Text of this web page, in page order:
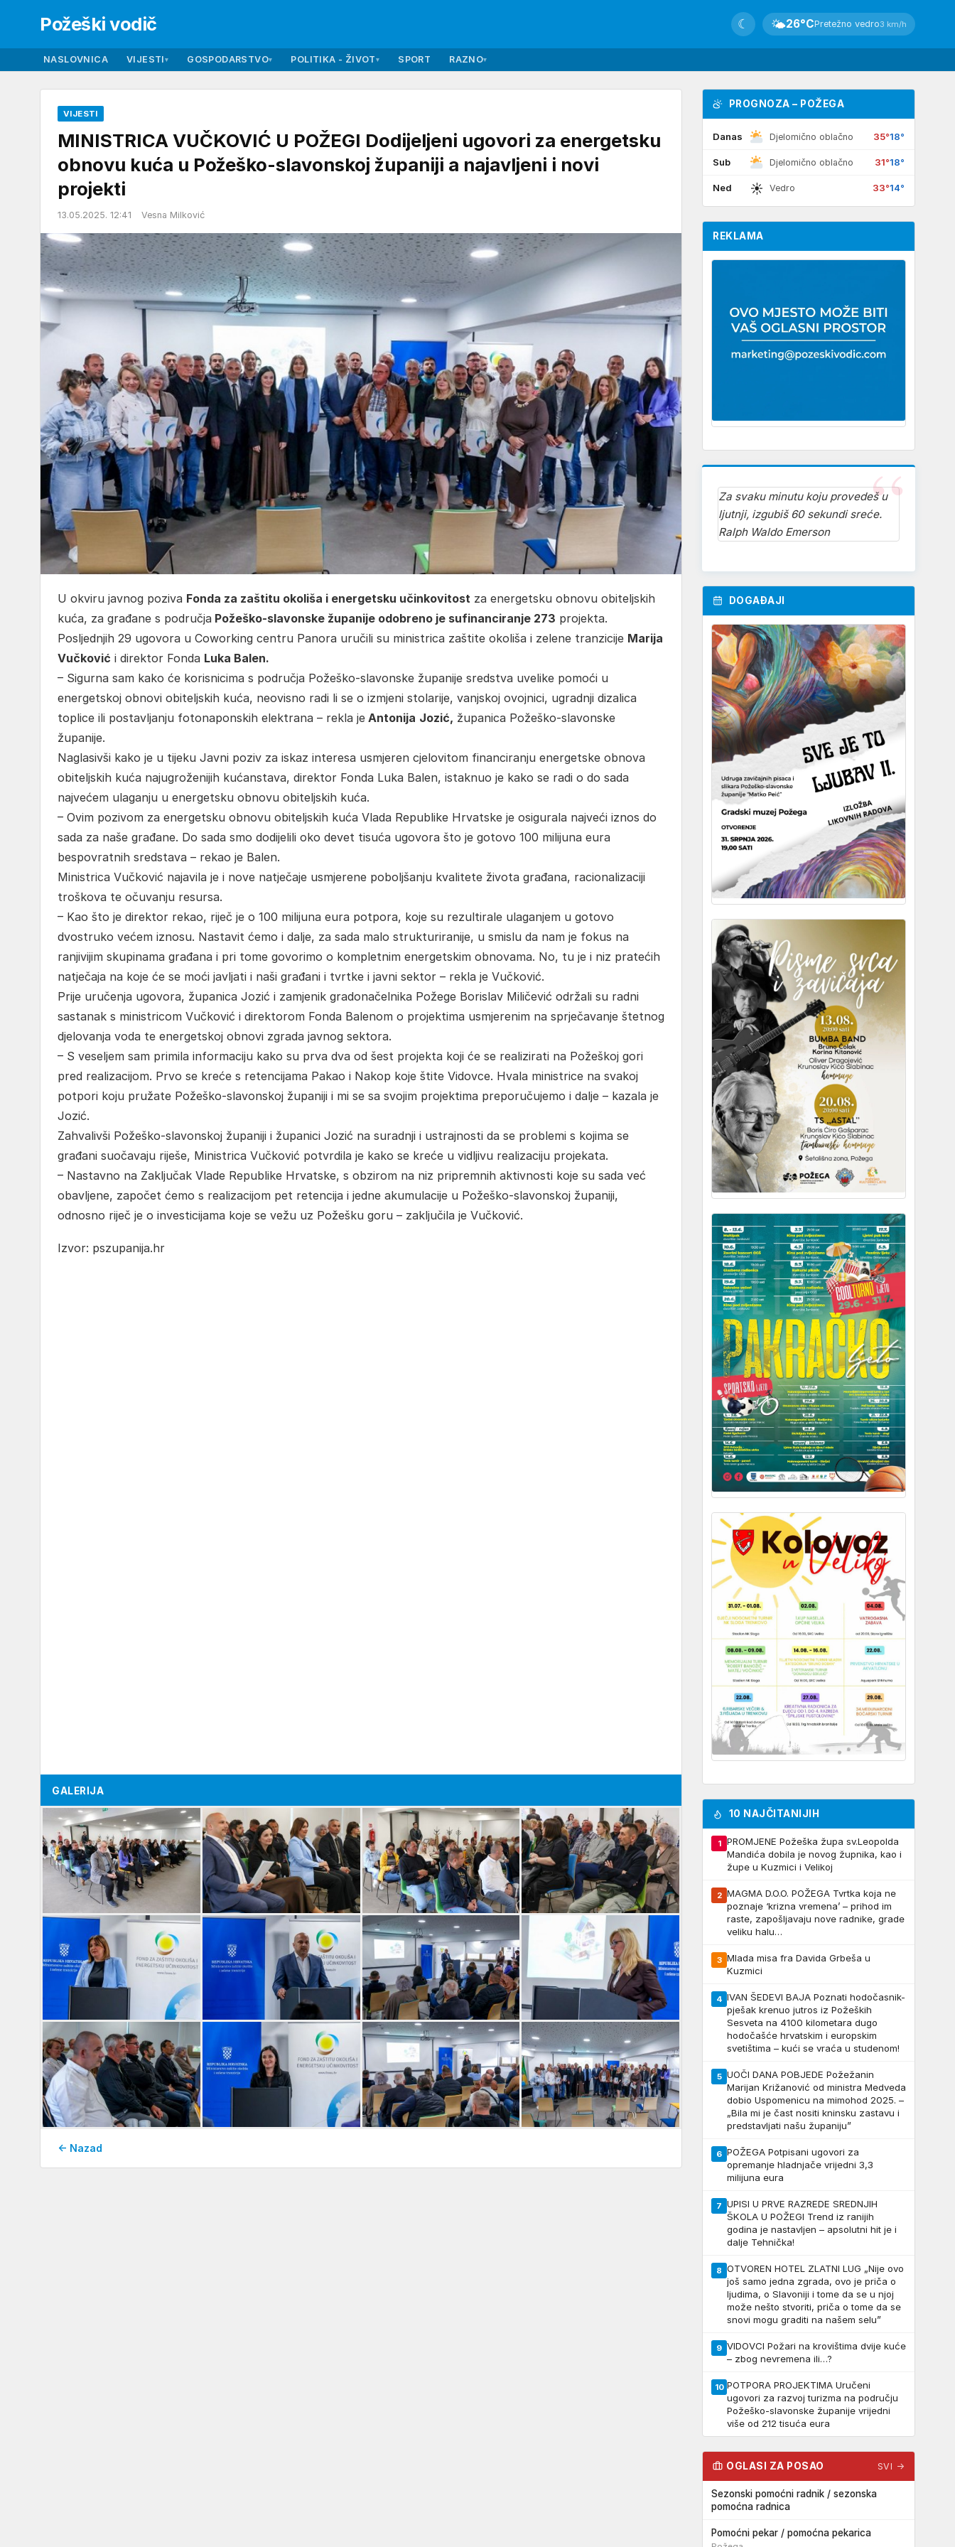
Požeški vodič 🌤26°CPretežno vedro3 km/h
☾
NASLOVNICA VIJESTI▾ GOSPODARSTVO▾ POLITIKA - ŽIVOT▾ SPORT RAZNO▾
VIJESTI
MINISTRICA VUČKOVIĆ U POŽEGI Dodijeljeni ugovori za energetsku
obnovu kuća u Požeško-slavonskoj županiji a najavljeni i novi
projekti
13.05.2025. 12:41 Vesna Milković
U okviru javnog poziva Fonda za zaštitu okoliša i energetsku učinkovitost za energetsku obnovu obiteljskih
kuća, za građane s područja Požeško-slavonske županije odobreno je sufinanciranje 273 projekta.
Posljednjih 29 ugovora u Coworking centru Panora uručili su ministrica zaštite okoliša i zelene tranzicije Marija
Vučković i direktor Fonda Luka Balen.
– Sigurna sam kako će korisnicima s područja Požeško-slavonske županije sredstva uvelike pomoći u
energetskoj obnovi obiteljskih kuća, neovisno radi li se o izmjeni stolarije, vanjskoj ovojnici, ugradnji dizalica
toplice ili postavljanju fotonaponskih elektrana – rekla je Antonija Jozić, županica Požeško-slavonske
županije.
Naglasivši kako je u tijeku Javni poziv za iskaz interesa usmjeren cjelovitom financiranju energetske obnova
obiteljskih kuća najugroženijih kućanstava, direktor Fonda Luka Balen, istaknuo je kako se radi o do sada
najvećem ulaganju u energetsku obnovu obiteljskih kuća.
– Ovim pozivom za energetsku obnovu obiteljskih kuća Vlada Republike Hrvatske je osigurala najveći iznos do
sada za naše građane. Do sada smo dodijelili oko devet tisuća ugovora što je gotovo 100 milijuna eura
bespovratnih sredstava – rekao je Balen.
Ministrica Vučković najavila je i nove natječaje usmjerene poboljšanju kvalitete života građana, racionalizaciji
troškova te očuvanju resursa.
– Kao što je direktor rekao, riječ je o 100 milijuna eura potpora, koje su rezultirale ulaganjem u gotovo
dvostruko većem iznosu. Nastavit ćemo i dalje, za sada malo strukturiranije, u smislu da nam je fokus na
ranjivijim skupinama građana i pri tome govorimo o kompletnim energetskim obnovama. No, tu je i niz pratećih
natječaja na koje će se moći javljati i naši građani i tvrtke i javni sektor – rekla je Vučković.
Prije uručenja ugovora, županica Jozić i zamjenik gradonačelnika Požege Borislav Miličević održali su radni
sastanak s ministricom Vučković i direktorom Fonda Balenom o projektima usmjerenim na sprječavanje štetnog
djelovanja voda te energetskoj obnovi zgrada javnog sektora.
– S veseljem sam primila informaciju kako su prva dva od šest projekta koji će se realizirati na Požeškoj gori
pred realizacijom. Prvo se kreće s retencijama Pakao i Nakop koje štite Vidovce. Hvala ministrice na svakoj
potpori koju pružate Požeško-slavonskoj županiji i mi se sa svojim projektima preporučujemo i dalje – kazala je
Jozić.
Zahvalivši Požeško-slavonskoj županiji i županici Jozić na suradnji i ustrajnosti da se problemi s kojima se
građani suočavaju riješe, Ministrica Vučković potvrdila je kako se kreće u vidljivu realizaciju projekata.
– Nastavno na Zaključak Vlade Republike Hrvatske, s obzirom na niz pripremnih aktivnosti koje su sada već
obavljene, započet ćemo s realizacijom pet retencija i jedne akumulacije u Požeško-slavonskoj županiji,
odnosno riječ je o investicijama koje se vežu uz Požešku goru – zaključila je Vučković.
Izvor: pszupanija.hr
GALERIJA
← Nazad
PROGNOZA – POŽEGA
Danas Djelomično oblačno 35°18°
Sub Djelomično oblačno 31°18°
Ned ☀ Vedro 33°14°
REKLAMA
Za svaku minutu koju provedeš u
ljutnji, izgubiš 60 sekundi sreće.
Ralph Waldo Emerson
DOGAĐAJI
10 NAJČITANIJIH
1
PROMJENE Požeška župa sv.Leopolda
Mandića dobila je novog župnika, kao i
župe u Kuzmici i Velikoj
2 MAGMA D.O.O. POŽEGA Tvrtka koja ne
poznaje ‘krizna vremena’ – prihod im
raste, zapošljavaju nove radnike, grade
veliku halu…
3 Mlada misa fra Davida Grbeša u
Kuzmici
4 IVAN ŠEDEVI BAJA Poznati hodočasnik-
pješak krenuo jutros iz Požeških
Sesveta na 4100 kilometara dugo
hodočašće hrvatskim i europskim
svetištima – kući se vraća u studenom!
5 UOČI DANA POBJEDE Požežanin
Marijan Križanović od ministra Medveda
dobio Uspomenicu na mimohod 2025. –
„Bila mi je čast nositi kninsku zastavu i
predstavljati našu županiju”
6 POŽEGA Potpisani ugovori za
opremanje hladnjače vrijedni 3,3
milijuna eura
7 UPISI U PRVE RAZREDE SREDNJIH
ŠKOLA U POŽEGI Trend iz ranijih
godina je nastavljen – apsolutni hit je i
dalje Tehnička!
8 OTVOREN HOTEL ZLATNI LUG „Nije ovo
još samo jedna zgrada, ovo je priča o
ljudima, o Slavoniji i tome da se u njoj
može nešto stvoriti, priča o tome da se
snovi mogu graditi na našem selu”
9 VIDOVCI Požari na krovištima dvije kuće
– zbog nevremena ili…?
10 POTPORA PROJEKTIMA Uručeni
ugovori za razvoj turizma na području
Požeško-slavonske županije vrijedni
više od 212 tisuća eura
OGLASI ZA POSAO SVI →
Sezonski pomoćni radnik / sezonska
pomoćna radnica
Pomoćni pekar / pomoćna pekarica